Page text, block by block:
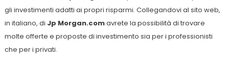
gli investimenti adatti ai propri risparmi. Collegandovi al sito web,
in italiano, di Jp Morgan.comavrete la possibilità di trovare
molte offerte e proposte di investimento sia per i professionisti
che per i privati.